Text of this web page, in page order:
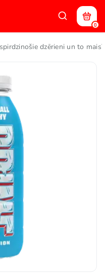
0
dzērieni un to